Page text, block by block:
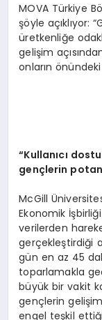
MOVA Türkiye
şöyle açıklıyor:
üretkenliğe
gelişim
onların
“Kullanıcı
gençlerin
McGill
Ekonomik
verilerden
gerçekleştirdiği
gün en az 45
toparlamakla
büyük bir vakit
gençlerin
engel teşkil